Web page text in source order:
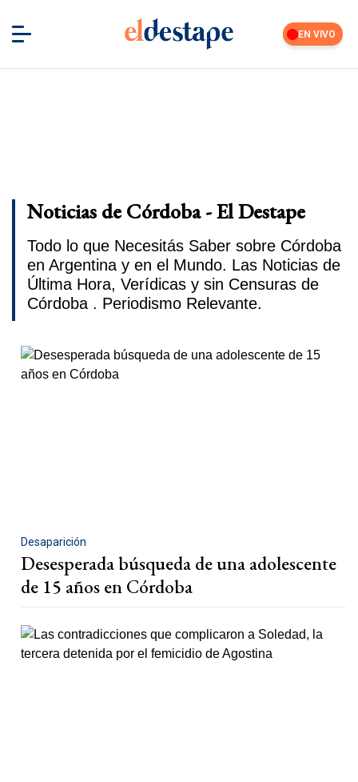
EN VIVO
Noticias de Córdoba - El Destape
Todo lo que Necesitás Saber sobre Córdoba
en Argentina y en el Mundo. Las Noticias de
Última Hora, Verídicas y sin Censuras de
Córdoba . Periodismo Relevante.
Desaparición
Desesperada búsqueda de una adolescente
de 15 años en Córdoba